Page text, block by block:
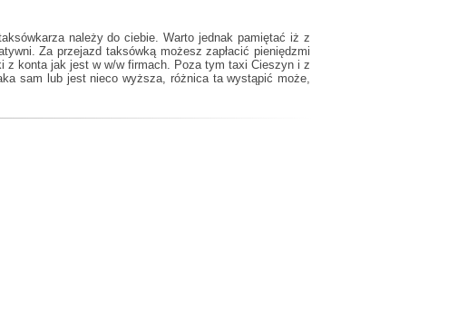
należy do ciebie. Warto jednak pamiętać iż z
Za przejazd taksówką możesz zapłacić pieniędzmi
z konta jak jest w w/w firmach. Poza tym taxi Cieszyni z
sam lub jest nieco wyższa, różnica ta wystąpić może,